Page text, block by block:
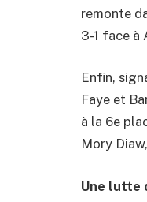
remonte
3-1 face à
Enfin,
Faye et
à la 6e
Mory
Une lutte